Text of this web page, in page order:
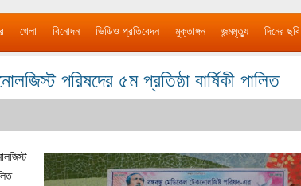
খেলা বিনোদন ভিডিও প্রতিবেদন মুক্তাঙ্গন জন্মমৃত্যু দিনের ছবি
পরিষদের ৫ম প্রতিষ্ঠা বার্ষিকী পালিত